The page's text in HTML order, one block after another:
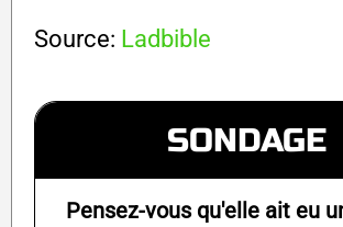
Source: Ladbible
SONDAGE
Pensez-vous qu'elle ait eu